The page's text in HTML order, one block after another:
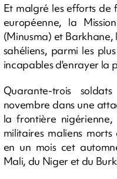
Et malgré les efforts de
européenne, la
(Minusma) et Barkhane,
sahéliens, parmi les
incapables d'enrayer la
Quarante-trois
novembre dans une
la frontière
militaires maliens
en un mois cet
Mali, du Niger et du